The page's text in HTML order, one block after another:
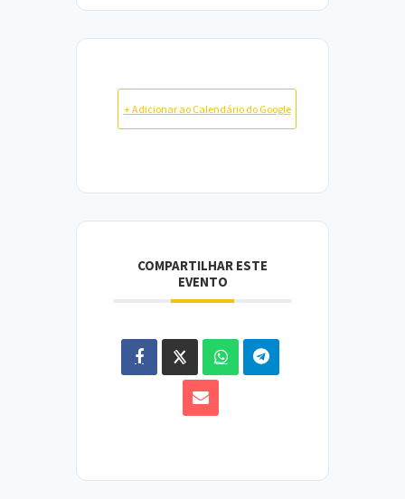
+ Adicionar ao Calendário do Google
COMPARTILHAR ESTE
EVENTO